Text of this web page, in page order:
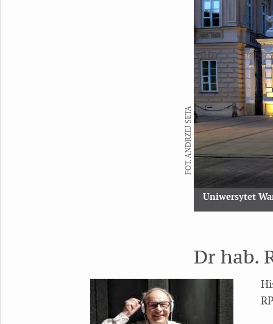
Uniwersytet
FOT. ANDRZEJ SETA
Dr hab.